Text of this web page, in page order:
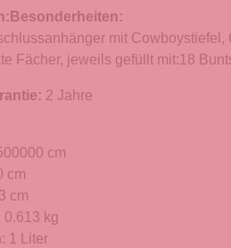
Besonderheiten:
mit Cowboystiefel,
Fächer, jeweils gefüllt mit:18
2 Jahre
cm
cm
cm
0.613 kg
1 Liter